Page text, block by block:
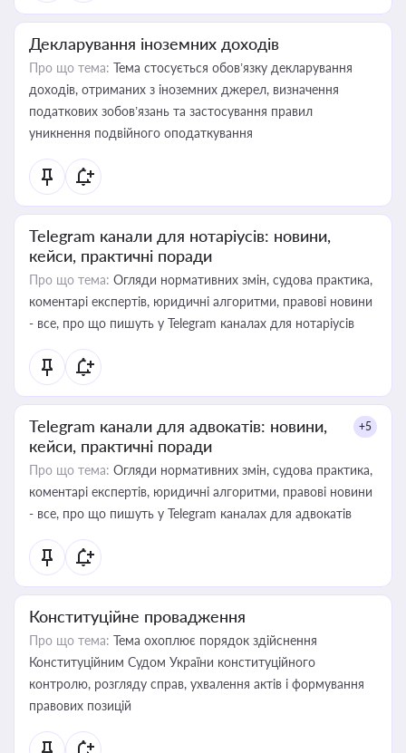
Декларування іноземних доходів
Про що тема: Тема стосується обов’язку декларування
доходів, отриманих з іноземних джерел, визначення
податкових зобов’язань та застосування правил
уникнення подвійного оподаткування
Telegram канали для нотаріусів: новини,
кейси, практичні поради
Про що тема: Огляди нормативних змін, судова практика,
коментарі експертів, юридичні алгоритми, правові новини
- все, про що пишуть у Telegram каналах для нотаріусів
Telegram канали для адвокатів: новини,
кейси, практичні поради
+5
Про що тема: Огляди нормативних змін, судова практика,
коментарі експертів, юридичні алгоритми, правові новини
- все, про що пишуть у Telegram каналах для адвокатів
Конституційне провадження
Про що тема: Тема охоплює порядок здійснення
Конституційним Судом України конституційного
контролю, розгляду справ, ухвалення актів і формування
правових позицій